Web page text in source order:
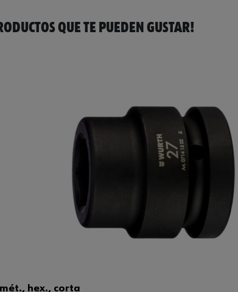
QUE TE PUEDEN GUSTAR!
hex., corta